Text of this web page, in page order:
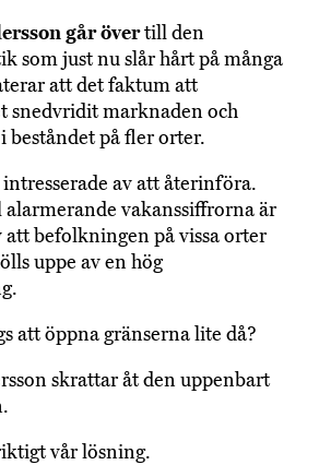
går övertill den
som just nu slår hårt på många
att det faktum att
snedvridit marknaden och
beståndet på fler orter.
av att återinföra.
alarmerande vakanssiffrorna är
befolkningen på vissa orter
uppe av en hög
att öppna gränserna lite då?
skrattar åt den uppenbart
vår lösning.